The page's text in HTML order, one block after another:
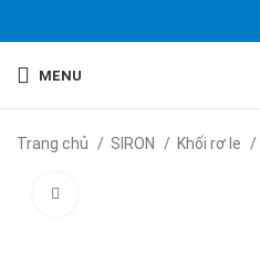
MENU
Trang chủ SIRON Khối rơ le